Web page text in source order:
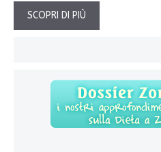
SCOPRI DI PIÙ